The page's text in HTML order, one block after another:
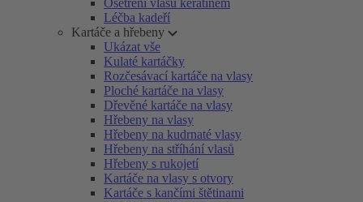
Ošetření vlasů keratinem
Léčba kadeří
Kartáče a hřebeny
Ukázat vše
Kulaté kartáčky
Rozčesávací kartáče na vlasy
Ploché kartáče na vlasy
Dřevěné kartáče na vlasy
Hřebeny na vlasy
Hřebeny na kudrnaté vlasy
Hřebeny na stříhání vlasů
Hřebeny s rukojetí
Kartáče na vlasy s otvory
Kartáče s kančími štětinami